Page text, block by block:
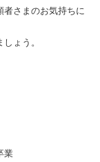
さまのお気持ちに
ょう。
業